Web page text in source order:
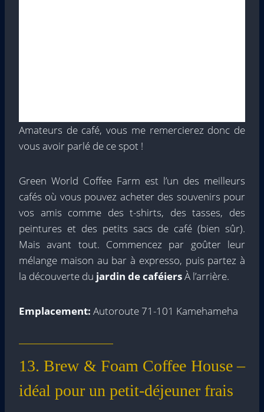
Amateurs de café, vous me remercierez donc de
vous avoir parlé de ce spot !
Green World Coffee Farm est l’un des meilleurs
cafés où vous pouvez acheter des souvenirs pour
vos amis comme des t-shirts, des tasses, des
peintures et des petits sacs de café (bien sûr).
Mais avant tout. Commencez par goûter leur
mélange maison au bar à expresso, puis partez à
la découverte du jardin de caféiersÀ l’arrière.
Emplacement: Autoroute 71-101 Kamehameha
13. Brew & Foam Coffee House –
idéal pour un petit-déjeuner frais